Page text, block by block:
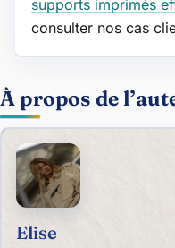
supports imprimés
consulter nos cas
À propos de
Elise